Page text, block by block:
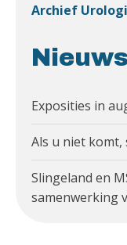
Archief
Nieuws
Exposities in
Als u niet
Slingeland en
samenwerking